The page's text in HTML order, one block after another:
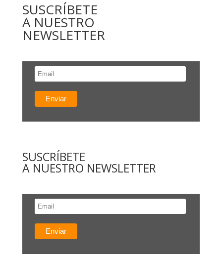
SUSCRÍBETE
A NUESTRO
NEWSLETTER
SUSCRÍBETE
A NUESTRO NEWSLETTER